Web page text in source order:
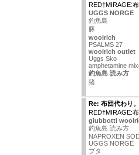
RED†MIRAGE:
UGGS NORGE
釣魚島
豚
woolrich
PSALMS 27
woolrich outlet
Uggs Sko
amphetamine
釣魚島 読み方
猪
Re: 布団代わり。
RED†MIRAGE:
giubbotti
釣魚島 読み方
NAPROXEN
UGGS NORGE
ブタ